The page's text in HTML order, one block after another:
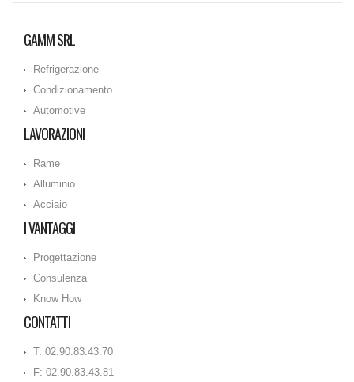
GAMM SRL
Refrigerazione
Condizionamento
Automotive
LAVORAZIONI
Rame
Alluminio
Acciaio
I VANTAGGI
Progettazione
Consulenza
Know How
CONTATTI
T: 02.90.83.43.70
F: 02.90.83.43.81